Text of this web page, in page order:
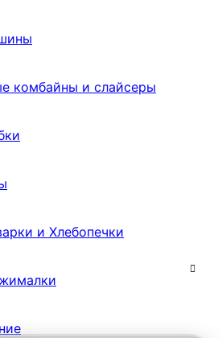
комбайны и слайсеры
и Хлебопечки